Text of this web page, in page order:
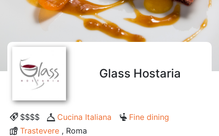
Glass Hostaria
$$$$ Cucina Italiana
Fine dining
Trastevere , Roma